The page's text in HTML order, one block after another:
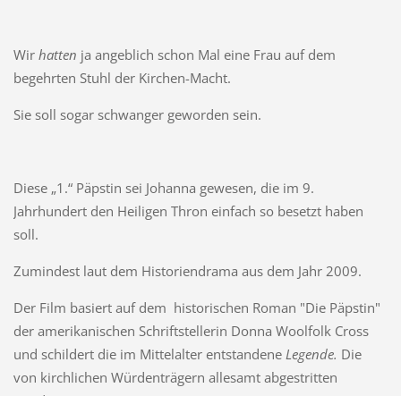
Wir hatten ja angeblich schon Mal eine Frau auf dem
begehrten Stuhl der Kirchen-Macht.
Sie soll sogar schwanger geworden sein.
Diese „1.“ Päpstin sei Johanna gewesen, die im 9.
Jahrhundert den Heiligen Thron einfach so besetzt haben
soll.
Zumindest laut dem Historiendrama aus dem Jahr 2009.
Der Film basiert auf dem historischen Roman "Die Päpstin"
der amerikanischen Schriftstellerin Donna Woolfolk Cross
und schildert die im Mittelalter entstandene Legende. Die
von kirchlichen Würdenträgern allesamt abgestritten